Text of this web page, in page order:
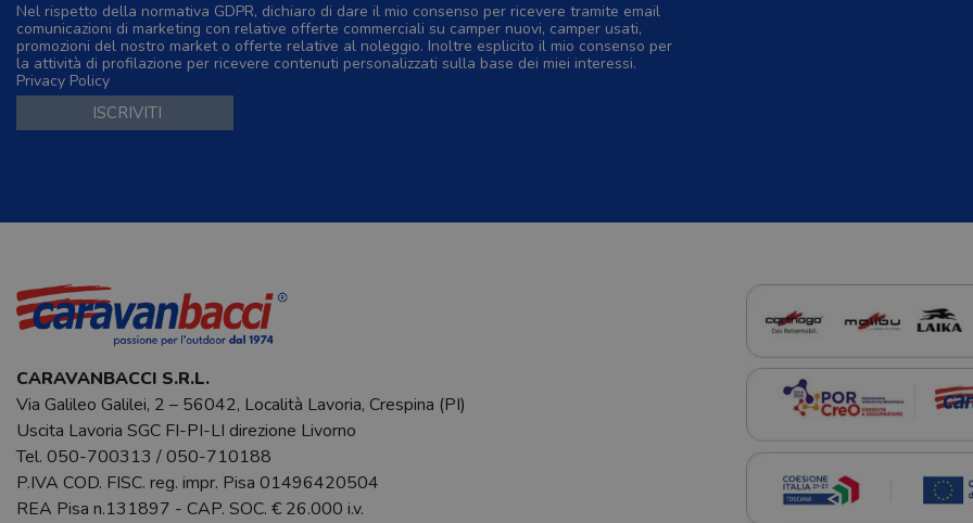
Nel rispetto della normativa GDPR, dichiaro di dare il mio consenso per ricevere tramite email
comunicazioni di marketing con relative offerte commerciali su camper nuovi, camper usati,
promozioni del nostro market o offerte relative al noleggio. Inoltre esplicito il mio consenso per
la attività di profilazione per ricevere contenuti personalizzati sulla base dei miei interessi.
Privacy Policy
CARAVANBACCI S.R.L.
Via Galileo Galilei, 2 – 56042, Località Lavoria, Crespina (PI)
Uscita Lavoria SGC FI-PI-LI direzione Livorno
Tel. 050-700313 /050-710188
P.IVA COD. FISC. reg. impr. Pisa 01496420504
REA Pisa n.131897 - CAP. SOC. € 26.000 i.v.